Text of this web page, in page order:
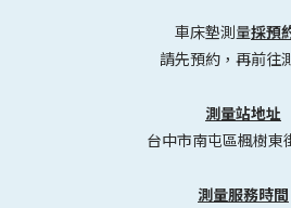
車床墊測量採預
請先預約，再前往
測量站地址
台中市南屯區楓樹東
測量服務時間